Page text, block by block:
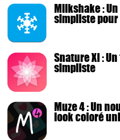
Milkshake :
simpliste pour
Snature XI :
simpliste
Muze 4 : Un
look coloré